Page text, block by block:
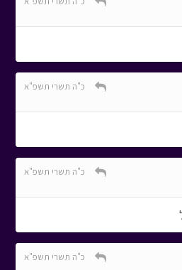
כ"ה תשרי תשפ"א
כ"ה תשרי תשפ"א
כ"ה תשרי תשפ"א